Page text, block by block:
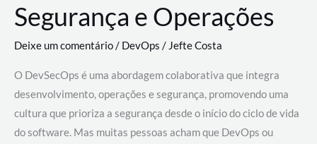
Segurança e Operações
Deixe um comentário/ DevOps /Jefte Costa
O DevSecOps é uma abordagem colaborativa que integra
desenvolvimento, operações e segurança, promovendo uma
cultura que prioriza a segurança desde o início do ciclo de vida
do software. Mas muitas pessoas acham que DevOps ou